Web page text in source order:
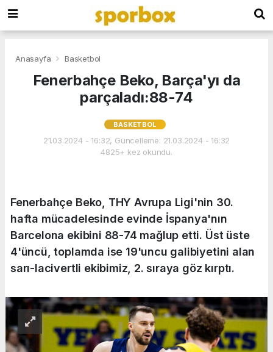
Anasayfa Basketbol
Fenerbahçe Beko, Barça'yı da
parçaladı:88-74
BASKETBOL
21.03.2024 - 16:32, Güncelleme: 21.03.2024 - 16:32
4825+ kez okundu.
Fenerbahçe Beko, THY Avrupa Ligi'nin 30.
hafta mücadelesinde evinde İspanya'nın
Barcelona ekibini 88-74 mağlup etti. Üst üste
4'üncü, toplamda ise 19'uncu galibiyetini alan
sarı-lacivertli ekibimiz, 2. sıraya göz kırptı.